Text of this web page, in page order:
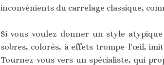
inconvénients du carrelage classique,
Si vous voulez donner un style
sobres, colorés, à effets trompe-l'œil,
Tournez-vous vers un spécialiste, qui